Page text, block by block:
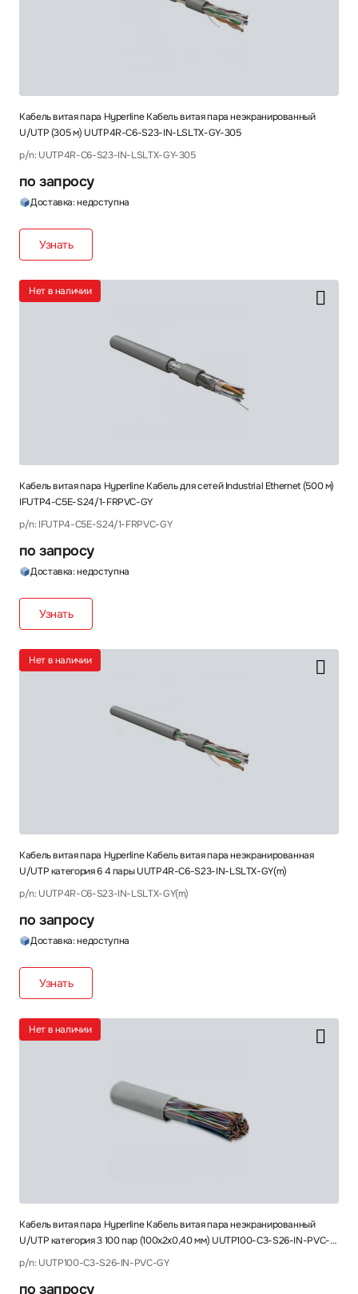
Кабель витая пара Hyperline Кабель витая пара неэкранированный
U/UTP (305 м) UUTP4R-C6-S23-IN-LSLTX-GY-305
p/n: UUTP4R-C6-S23-IN-LSLTX-GY-305
по запросу
Доставка: недоступна
Узнать
Кабель витая пара Hyperline Кабель для сетей Industrial Ethernet (500 м)
IFUTP4-C5E-S24/1-FRPVC-GY
p/n: IFUTP4-C5E-S24/1-FRPVC-GY
по запросу
Доставка: недоступна
Узнать
Нет в наличии
Кабель витая пара Hyperline Кабель витая пара неэкранированная
U/UTP категория 6 4 пары UUTP4R-C6-S23-IN-LSLTX-GY(m)
p/n: UUTP4R-C6-S23-IN-LSLTX-GY(m)
по запросу
Доставка: недоступна
Узнать
Нет в наличии
Кабель витая пара Hyperline Кабель витая пара неэкранированный
U/UTP категория 3 100 пар (100х2х0,40 мм) UUTP100-C3-S26-IN-PVC-
GY
p/n: UUTP100-C3-S26-IN-PVC-GY
по запросу
Нет в наличии